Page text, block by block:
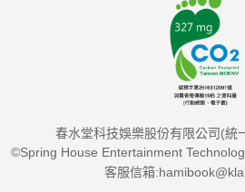
春水堂科技娛樂股份有限公司(統
©Spring House Entertainment
客服信箱